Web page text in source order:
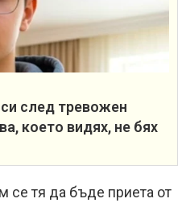
след тревожен
което видях, не бях
се тя да бъде приета от